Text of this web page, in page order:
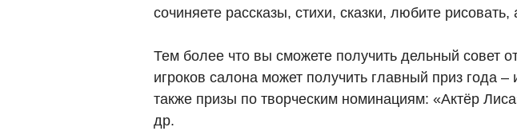
сочиняете рассказы, стихи, сказки, любите
Тем более что вы сможете получить дельный совет
игроков салона может получить главный приз года
также призы по творческим номинациям: «Актёр
др.